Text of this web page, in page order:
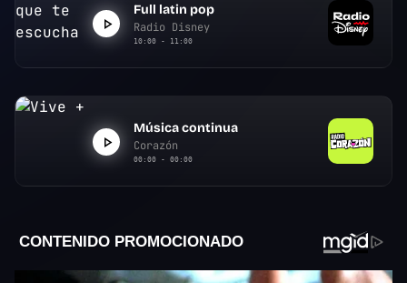
Full latin pop
Radio Disney
10:00 - 11:00
Música continua
Corazón
00:00 - 00:00